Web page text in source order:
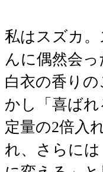
私はスズカ
んに偶然会
白衣の香り
かし「喜ば
定量の2倍入
れ、さらには